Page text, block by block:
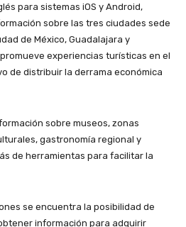
para sistemas iOS y Android,
sobre las tres ciudades sede
de México, Guadalajara y
experiencias turísticas en el
de distribuir la derrama económica
sobre museos, zonas
gastronomía regional y
de herramientas para facilitar la
se encuentra la posibilidad de
información para adquirir